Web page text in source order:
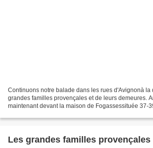
Continuons notre balade dans les rues d'Avignonà la
grandes familles provençales et de leurs demeures.
maintenant devant la maison de Fogassessituée 37-
Les grandes familles provençales